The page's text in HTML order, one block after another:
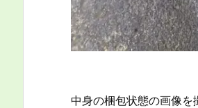
中身の梱包状態の画像